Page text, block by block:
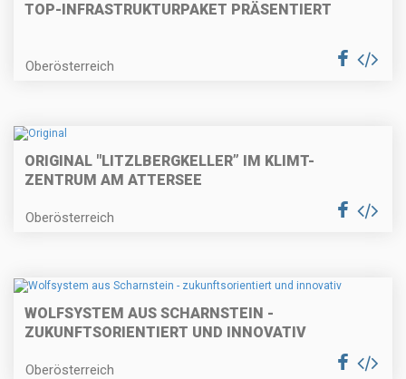
TOP-INFRASTRUKTURPAKET PRÄSENTIERT
Oberösterreich
ORIGINAL "LITZLBERGKELLER” IM KLIMT-
ZENTRUM AM ATTERSEE
Oberösterreich
WOLFSYSTEM AUS SCHARNSTEIN -
ZUKUNFTSORIENTIERT UND INNOVATIV
Oberösterreich